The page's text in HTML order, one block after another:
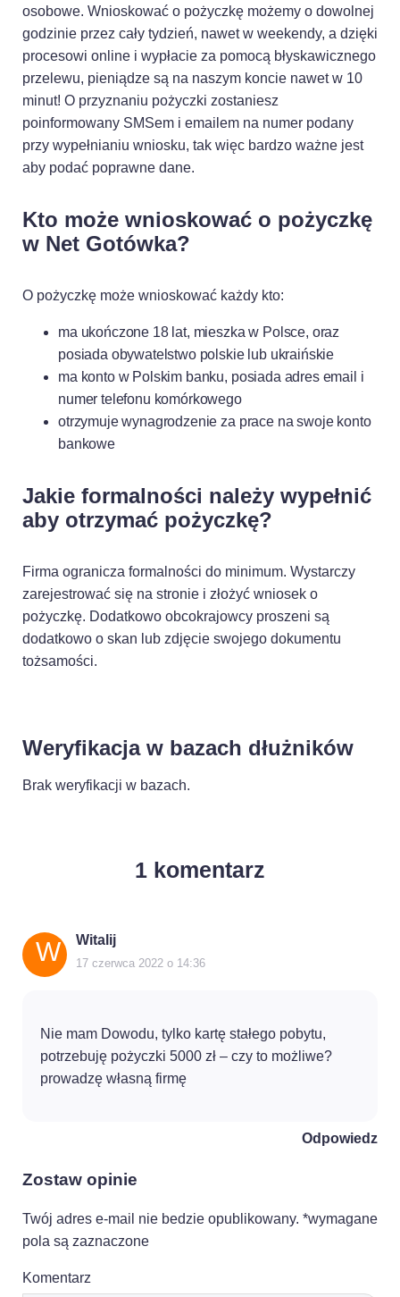
osobowe. Wnioskować o pożyczkę możemy o dowolnej
godzinie przez cały tydzień, nawet w weekendy, a dzięki
procesowi online i wypłacie za pomocą błyskawicznego
przelewu, pieniądze są na naszym koncie nawet w 10
minut! O przyznaniu pożyczki zostaniesz
poinformowany SMSem i emailem na numer podany
przy wypełnianiu wniosku, tak więc bardzo ważne jest
aby podać poprawne dane.
Kto może wnioskować o pożyczkę
w Net Gotówka?
O pożyczkę może wnioskować każdy kto:
ma ukończone 18 lat, mieszka w Polsce, oraz
posiada obywatelstwo polskie lub ukraińskie
ma konto w Polskim banku, posiada adres email i
numer telefonu komórkowego
otrzymuje wynagrodzenie za prace na swoje konto
bankowe
Jakie formalności należy wypełnić
aby otrzymać pożyczkę?
Firma ogranicza formalności do minimum. Wystarczy
zarejestrować się na stronie i złożyć wniosek o
pożyczkę. Dodatkowo obcokrajowcy proszeni są
dodatkowo o skan lub zdjęcie swojego dokumentu
tożsamości.
Weryfikacja w bazach dłużników
Brak weryfikacji w bazach.
1 komentarz
WITALIJ
Witalij
17 czerwca 2022 o 14:36
Nie mam Dowodu, tylko kartę stałego pobytu,
potrzebuję pożyczki 5000 zł – czy to możliwe?
prowadzę własną firmę
Odpowiedz
Zostaw opinie
Twój adres e-mail nie bedzie opublikowany. *wymagane
pola są zaznaczone
Komentarz
Dostosujemy się do Ciebie
one również dopasować treści i reklamy do Twoich
Jeśli się nie zgodzisz, reklamy nadal będą się wyświetlać,
ale nie będą dopasowane do Ciebie
Ustawienia ciasteczek
Poniżej możesz sprawdzić, jakie dane zbieramy w
ciasteczkach i po co je zbieramy.
Oświadczenie o prywatności